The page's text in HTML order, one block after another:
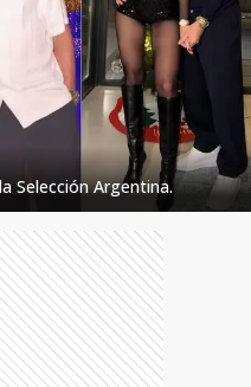
Selección Argentina.